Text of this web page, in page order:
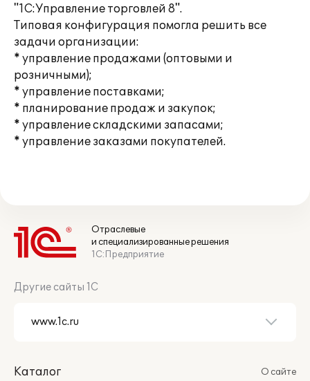
"1С:Управление торговлей 8".
Типовая конфигурация помогла решить все
задачи организации:
* управление продажами (оптовыми и
розничными);
* управление поставками;
* планирование продаж и закупок;
* управление складскими запасами;
* управление заказами покупателей.
Отраслевые
и специализированные решения
1С:Предприятие
Другие сайты 1С
Каталог
О сайте